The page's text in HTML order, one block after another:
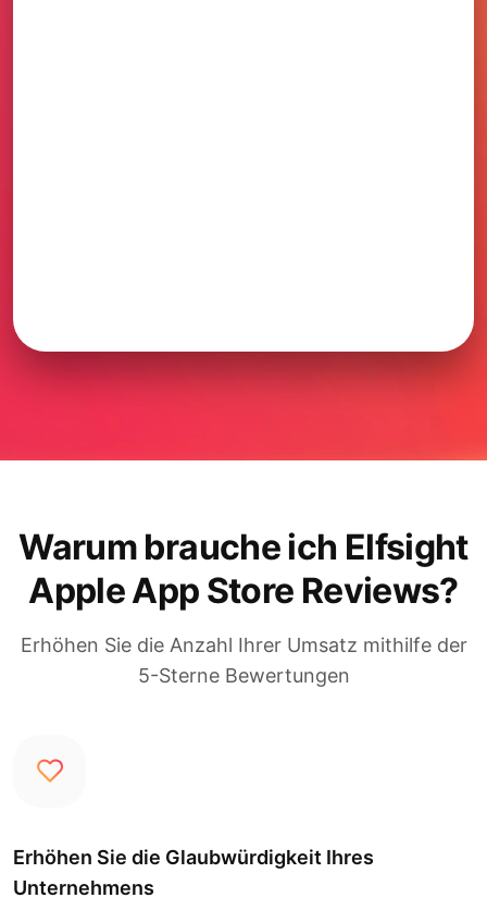
Warum brauche ich Elfsight
Apple App Store Reviews?
Erhöhen Sie die Anzahl Ihrer Umsatz mithilfe der
5-Sterne Bewertungen
Erhöhen Sie die Glaubwürdigkeit Ihres
Unternehmens